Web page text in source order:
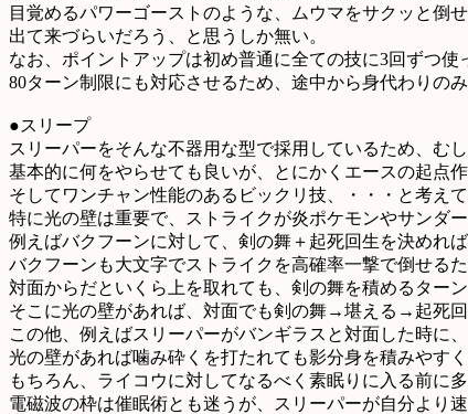
目覚めるパワーゴーストのような、ムウマをサクッと倒
出て来づらいだろう、と思うしか無い。
なお、ポイントアップは初め普通に全ての技に3回ずつ使
80ターン制限にも対応させるため、途中から身代わりの
●スリープ
スリーパーをそんな不器用な型で採用しているため、む
基本的に何をやらせても良いが、とにかくエースの起点
そしてワンチャン性能のあるビックリ技、・・・と考え
特に光の壁は重要で、ストライクが炎ポケモンやサンダ
例えばバクフーンに対して、剣の舞＋起死回生を決めれ
バクフーンも大文字でストライクを高確率一撃で倒せるた
対面からだといくら上を取れても、剣の舞を積めるター
そこに光の壁があれば、対面でも剣の舞→堪える→起死回
この他、例えばスリーパーがバンギラスと対面した時に、
光の壁があれば噛み砕くを打たれても影分身を積みやす
もちろん、ライコウに対してなるべく素眠りに入る前に
電磁波の枠は催眠術とも迷うが、スリーパーが自分より